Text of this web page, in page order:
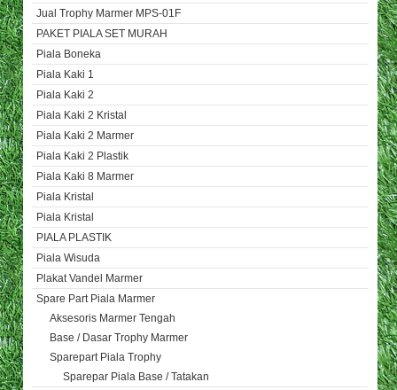
Jual Trophy Marmer MPS-01F
PAKET PIALA SET MURAH
Piala Boneka
Piala Kaki 1
Piala Kaki 2
Piala Kaki 2 Kristal
Piala Kaki 2 Marmer
Piala Kaki 2 Plastik
Piala Kaki 8 Marmer
Piala Kristal
Piala Kristal
PIALA PLASTIK
Piala Wisuda
Plakat Vandel Marmer
Spare Part Piala Marmer
Aksesoris Marmer Tengah
Base / Dasar Trophy Marmer
Sparepart Piala Trophy
Sparepar Piala Base / Tatakan